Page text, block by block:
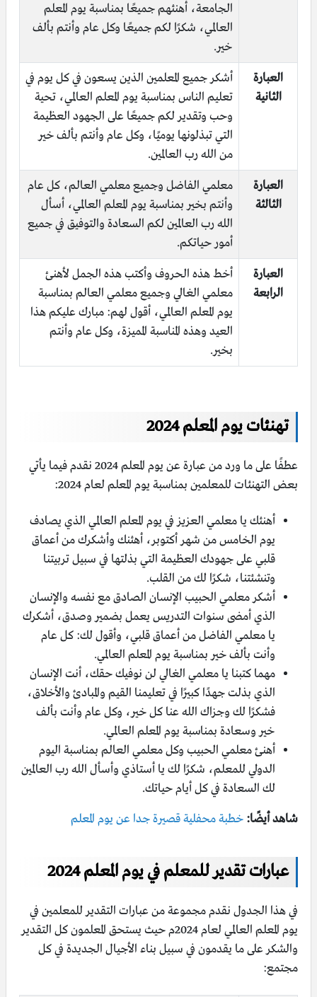
الجامعة، أهنئهم جميعًا بمناسبة يوم المعلم
العالمي، شكرًا لكم جميعًا وكل عام وأنتم بألف
خير.
العبارة
الثانية
أشكر جميع المعلمين الذين يسعون في كل يوم في
تعليم الناس بمناسبة يوم المعلم العالمي، تحية
وحب وتقدير لكم جميعًا على الجهود العظيمة
التي تبذلونها يوميًا، وكل عام وأنتم بألف خير
من الله رب العالمين.
العبارة
الثالثة
معلمي الفاضل وجميع معلمي العالم، كل عام
وأنتم بخير بمناسبة يوم المعلم العالمي، أسأل
الله رب العالمين لكم السعادة والتوفيق في جميع
أمور حياتكم.
العبارة
الرابعة
أخط هذه الحروف وأكتب هذه الجمل لأهنئ
معلمي الغالي وجميع معلمي العالم بمناسبة
يوم المعلم العالمي، أقول لهم: مبارك عليكم هذا
العيد وهذه المناسبة المميزة، وكل عام وأنتم
بخير.
تهنئات يوم المعلم 2024
عطفًا على ما ورد من عبارة عن يوم المعلم 2024 نقدم فيما يأتي
بعض التهنئات للمعلمين بمناسبة يوم المعلم لعام 2024:
أهنئك يا معلمي العزيز في يوم المعلم العالمي الذي يصادف
يوم الخامس من شهر أكتوبر، أهئنك وأشكرك من أعماق
قلبي على جهودك العظيمة التي بذلتها في سبيل تربيتنا
وتنشئتنا، شكرًا لك من القلب.
أشكر معلمي الحبيب الإنسان الصادق مع نفسه والإنسان
الذي أمضى سنوات التدريس يعمل بضمير وصدق، أشكرك
يا معلمي الفاضل من أعماق قلبي، وأقول لك: كل عام
وأنت بألف خير بمناسبة يوم المعلم العالمي.
مهما كتبنا يا معلمي الغالي لن نوفيك حقك، أنت الإنسان
الذي بذلت جهدًا كبيرًا في تعليمنا القيم والمبادئ والأخلاق،
فشكرًا لك وجزاك الله عنا كل خير، وكل عام وأنت بألف
خير وسعادة بمناسبة يوم المعلم العالمي.
أهنئ معلمي الحبيب وكل معلمي العالم بمناسبة اليوم
الدولي للمعلم، شكرًا لك يا أستاذي وأسأل الله رب العالمين
لك السعادة في كل أيام حياتك.
شاهد أيضًا: خطبة محفلية قصيرة جدا عن يوم المعلم
عبارات تقدير للمعلم في يوم المعلم 2024
في هذا الجدول نقدم مجموعة من عبارات التقدير للمعلمين في
يوم المعلم العالمي لعام 2024م حيث يستحق المعلمون كل التقدير
والشكر على ما يقدمون في سبيل بناء الأجيال الجديدة في كل
مجتمع: